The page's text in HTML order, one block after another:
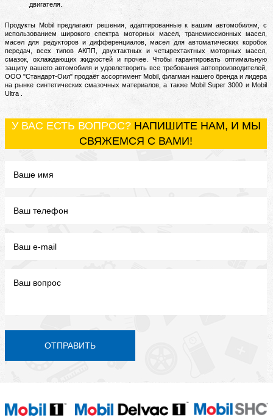
двигателя.
Продукты Mobil предлагают решения, адаптированные к вашим автомобилям, с
использованием широкого спектра моторных масел, трансмиссионных масел,
масел для редукторов и дифференциалов, масел для автоматических коробок
передач, всех типов АКПП, двухтактных и четырехтактных моторных масел,
смазок, охлаждающих жидкостей и прочее. Чтобы гарантировать оптимальную
защиту вашего автомобиля и удовлетворить все требования автопроизводителей,
ООО "Стандарт-Оил" продаёт ассортимент Mobil, флагман нашего бренда и лидера
на рынке синтетических смазочных материалов, а также Mobil Super 3000 и Mobil
Ultra .
У ВАС ЕСТЬ ВОПРОС? НАПИШИТЕ НАМ, И МЫ
СВЯЖЕМСЯ С ВАМИ!
ОТПРАВИТЬ